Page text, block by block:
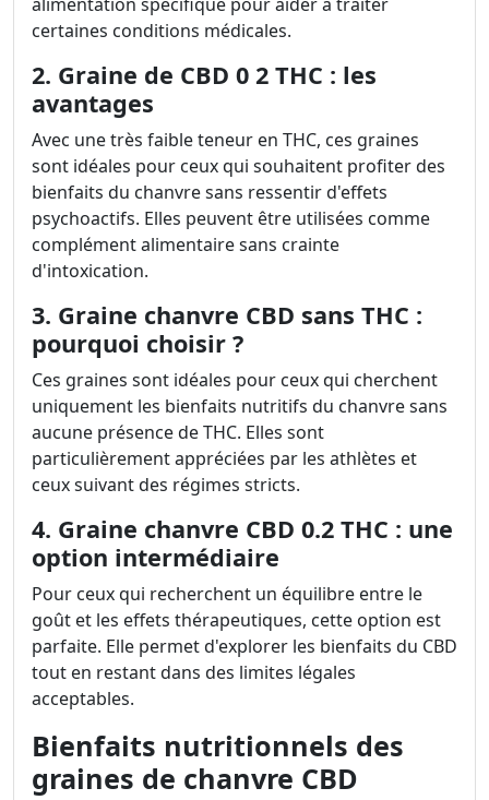
certaines conditions médicales.
2. Graine de CBD 0 2 THC : les
avantages
Avec une très faible teneur en THC, ces graines
sont idéales pour ceux qui souhaitent profiter des
bienfaits du chanvre sans ressentir d'effets
psychoactifs. Elles peuvent être utilisées comme
complément alimentaire sans crainte
d'intoxication.
3. Graine chanvre CBD sans THC :
pourquoi choisir ?
Ces graines sont idéales pour ceux qui cherchent
uniquement les bienfaits nutritifs du chanvre sans
aucune présence de THC. Elles sont
particulièrement appréciées par les athlètes et
ceux suivant des régimes stricts.
4. Graine chanvre CBD 0.2 THC : une
option intermédiaire
Pour ceux qui recherchent un équilibre entre le
goût et les effets thérapeutiques, cette option est
parfaite. Elle permet d'explorer les bienfaits du CBD
tout en restant dans des limites légales
acceptables.
Bienfaits nutritionnels des
graines de chanvre CBD